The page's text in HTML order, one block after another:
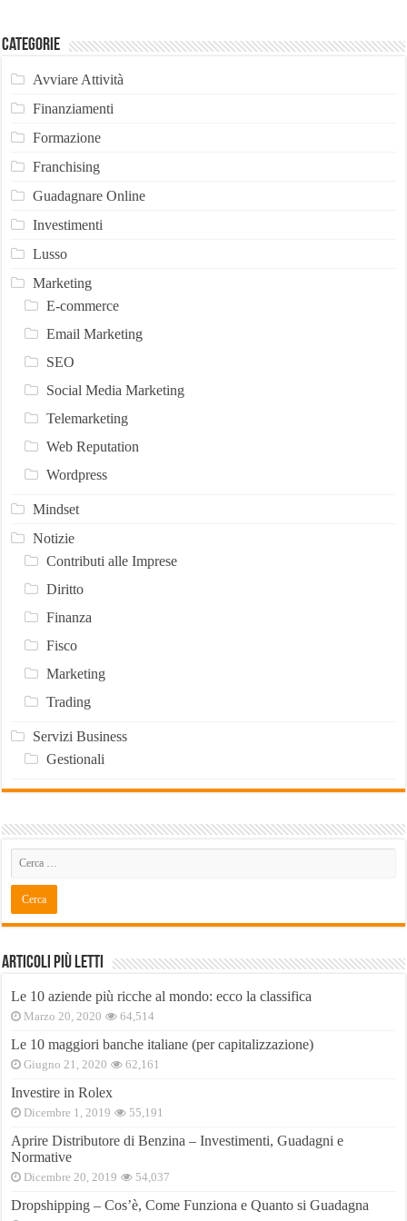
Categorie
Avviare Attività
Finanziamenti
Formazione
Franchising
Guadagnare Online
Investimenti
Lusso
Marketing
E-commerce
Email Marketing
SEO
Social Media Marketing
Telemarketing
Web Reputation
Wordpress
Mindset
Notizie
Contributi alle Imprese
Diritto
Finanza
Fisco
Marketing
Trading
Servizi Business
Gestionali
Articoli Più Letti
Le 10 aziende più ricche al mondo: ecco la classifica
Marzo 20, 2020 64,514
Le 10 maggiori banche italiane (per capitalizzazione)
Giugno 21, 2020 62,161
Investire in Rolex
Dicembre 1, 2019 55,191
Aprire Distributore di Benzina – Investimenti, Guadagni e
Normative
Dicembre 20, 2019 54,037
Dropshipping – Cos’è, Come Funziona e Quanto si Guadagna